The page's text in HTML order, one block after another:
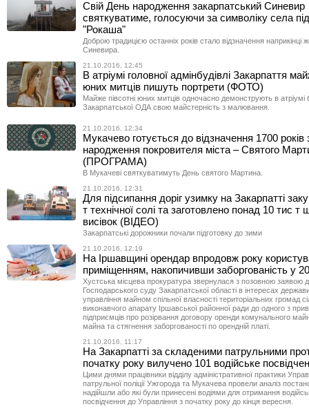
Свій День народження закарпатський Синевир
святкуватиме, голосуючи за символіку села
"Рокаша"
Доброю традицією останніх років стало відзначення наприкінці
Синевира.
21.10.2016, 12:45
В атріумі головної адмінбудівлі Закарпаття
юних митців пишуть портрети (ФОТО)
Майже півсотні юних митців одночасно демонструють в атріумі
Закарпатської ОДА свою майстерність з малювання.
21.10.2016, 12:34
Мукачево готується до відзначення 1700 років
народження покровителя міста – Святого
(ПРОГРАМА)
В Мукачеві святкуватимуть День святого Мартина.
21.10.2016, 12:31
Для підсипання доріг узимку на Закарпатті
т технічної солі та заготовлено понад 10 тис т
висівок (ВІДЕО)
Закарпатські дорожники почали підготовку до зими
21.10.2016, 12:19
На Іршавщині орендар впродовж року
приміщенням, накопичивши заборгованість у
Хустська місцева прокуратура звернулася з позовною заявою
Господарського суду Закарпатської області в інтересах держави
управління майном спільної власності територіальних громад
виконавчого апарату Іршавської районної ради до одного з
підприємців про розірвання договору оренди комунального
майна та стягнення заборгованості по орендній платі.
21.10.2016, 11:17
На Закарпатті за складеними патрульними
початку року вилучено 101 водійське
Цими днями працівники відділу адміністративної практики
патрульної поліції Ужгорода та Мукачева провели аналіз
надійшли або які були принесені водіями для отримання
посвідчення до Управління з початку року до кінця вересня.